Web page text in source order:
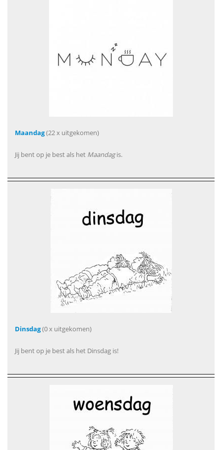
Maandag(22 x uitgekomen)
Jij bent op je best als het Maandagis.
Dinsdag(0 x uitgekomen)
Jij bent op je best als het Dinsdag is!